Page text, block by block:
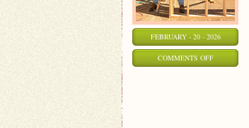
FEBRUARY - 20 - 2026
COMMENTS OFFON